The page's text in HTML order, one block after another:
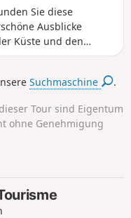
Sie diese
Ausblicke
Küste und den
ideal, um die
Suchmaschine .
Tour sind Eigentum
ohne Genehmigung